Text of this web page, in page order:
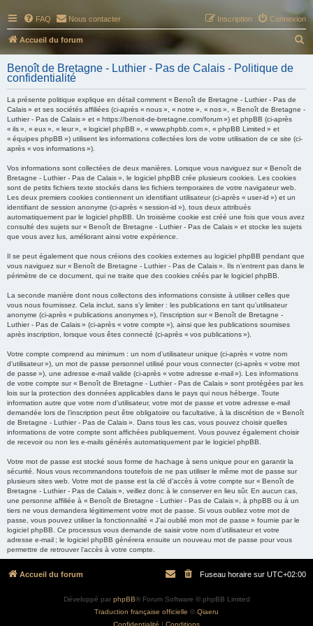
FAQ Nous contacter Connexion
Inscription
Accueil du forum
e
h
Benoît de Bretagne - Luthier - Pas de Calais - Politique de
confidentialité
La présente politique explique en détail comment « Benoît de Bretagne - Luthier - Pas de
Calais » et ses sociétés affiliées (ci-après « nous », « notre », « nos », « Benoît de Bretagne -
Luthier - Pas de Calais » et « https://benoit-de-bretagne.com/forum ») et phpBB (ci-après
« ils », « eux », « leur », « logiciel phpBB », « www.phpbb.com », « phpBB Limited » et
« équipes phpBB ») utilisent les informations collectées lors de votre utilisation de ce site (ci-
après « vos informations »).
Vos informations sont collectées de deux manières. Lorsque vous naviguez sur « Benoît de
Bretagne - Luthier - Pas de Calais », le logiciel phpBB crée plusieurs cookies. Les cookies
sont de petits fichiers texte stockés dans les fichiers temporaires de votre navigateur web.
Les deux premiers cookies contiennent un identifiant utilisateur (ci-après « user-id ») et un
identifiant de session anonyme (ci-après « session-id »), tous deux attribués
automatiquement par le logiciel phpBB. Un troisième cookie est créé une fois que vous avez
consulté des sujets sur « Benoît de Bretagne - Luthier - Pas de Calais » et stocke les sujets
que vous avez lus, améliorant ainsi votre expérience.
Il se peut également que nous créions des cookies externes au logiciel phpBB pendant que
vous naviguez sur « Benoît de Bretagne - Luthier - Pas de Calais ». Ils n’entrent pas dans le
périmètre de ce document, qui ne traite que des cookies créés par le logiciel phpBB.
La seconde manière dont nous collectons des informations consiste à utiliser celles que
vous nous fournissez. Cela inclut, sans s’y limiter : les publications en tant qu’utilisateur
anonyme (ci-après « publications anonymes »), l’inscription sur « Benoît de Bretagne -
Luthier - Pas de Calais » (ci-après « votre compte »), ainsi que les publications soumises
après inscription, lorsque vous êtes connecté (ci-après « vos publications »).
Votre compte comprend au minimum : un nom d’utilisateur unique (ci-après « votre nom
d’utilisateur »), un mot de passe personnel utilisé pour vous connecter (ci-après « votre mot
de passe »), une adresse e-mail valide (ci-après « votre adresse e-mail »). Les informations
de votre compte sur « Benoît de Bretagne - Luthier - Pas de Calais » sont protégées par les
lois sur la protection des données applicables dans le pays qui nous héberge. Toute
information autre que votre nom d’utilisateur, votre mot de passe et votre adresse e-mail
demandée lors de l’inscription peut être obligatoire ou facultative, à la discrétion de « Benoît
de Bretagne - Luthier - Pas de Calais ». Dans tous les cas, vous pouvez choisir quelles
informations de votre compte sont affichées publiquement. Vous pouvez également choisir
de recevoir ou non les e-mails générés automatiquement par le logiciel phpBB.
Votre mot de passe est stocké sous forme de hachage à sens unique pour en garantir la
sécurité. Nous vous recommandons toutefois de ne pas utiliser le même mot de passe sur
plusieurs sites web. Votre mot de passe est la clé d’accès à votre compte sur « Benoît de
Bretagne - Luthier - Pas de Calais », veillez donc à le conserver en lieu sûr. En aucun cas,
une personne affiliée à « Benoît de Bretagne - Luthier - Pas de Calais », à phpBB ou à un
tiers ne vous demandera légitimement votre mot de passe. Si vous oubliez votre mot de
passe, vous pouvez utiliser la fonctionnalité « J’ai oublié mon mot de passe » fournie par le
logiciel phpBB. Ce processus vous demande de saisir votre nom d’utilisateur et votre
adresse e-mail ; le logiciel phpBB générera ensuite un nouveau mot de passe pour vous
permettre de retrouver l’accès à votre compte.
Accueil du forum Fuseau horaire sur UTC+02:00
Développé par phpBB® Forum Software © phpBB Limited
Traduction française officielle © Qiaeru
Confidentialité | Conditions